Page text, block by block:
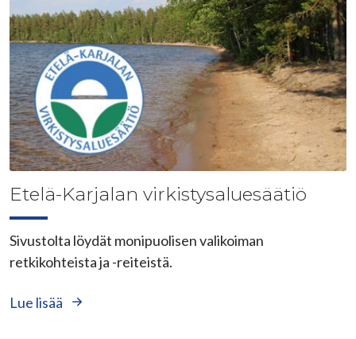
Etelä-Karjalan virkistysaluesäätiö
Sivustolta löydät monipuolisen valikoiman
retkikohteista ja -reiteistä.
Lue lisää